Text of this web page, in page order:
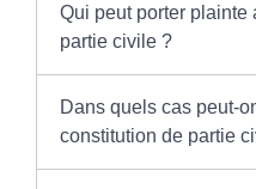
Qui peut porter plainte
partie civile ?
Dans quels cas peut-
constitution de partie